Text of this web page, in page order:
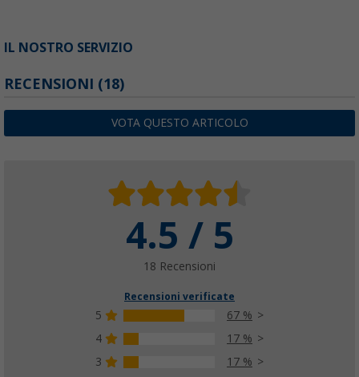
IL NOSTRO SERVIZIO
RECENSIONI (18)
VOTA QUESTO ARTICOLO
4.5 / 5
18 Recensioni
Recensioni verificate
5
67 %
4
17 %
3
17 %